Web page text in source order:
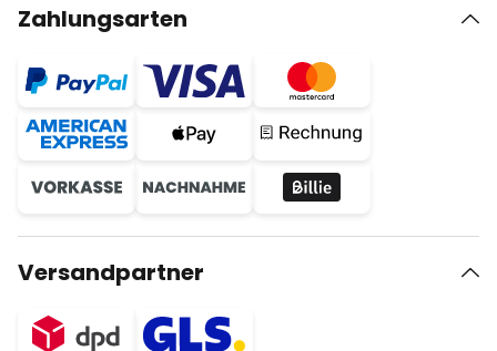
Zahlungsarten
Versandpartner